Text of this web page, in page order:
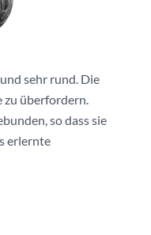
sehr rund. Die
zu überfordern.
so dass sie
erlernte